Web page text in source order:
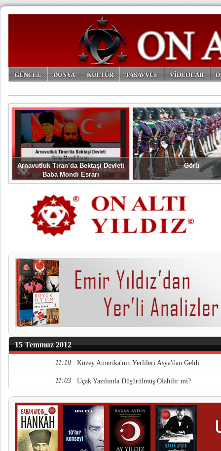
GÜNCEL DÜNYA KÜLTÜR TASAVVUF VİDEOLAR
Arnavutluk Tiran’da Bektaşi Devleti
Baba Mondi Esrarı
Görü
15 Temmuz 2012
11:10 Kuzey Amerika'nın Yerlileri Asya'dan Geldi
11:03 Uçak Yazılımla Düşürülmüş Olabilir mi?